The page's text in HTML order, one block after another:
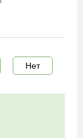
Нет